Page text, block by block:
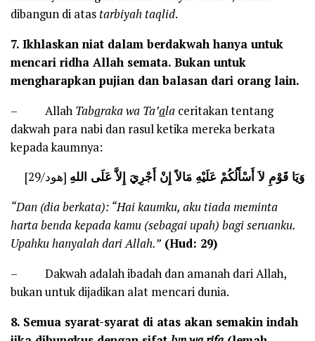
dibangun di atas tarbiyah taqlid.
7. Ikhlaskan niat dalam berdakwah hanya untuk
mencari ridha Allah semata. Bukan untuk
mengharapkan pujian dan balasan dari orang lain.
– Allah Tabaraka wa Ta’ala ceritakan tentang
dakwah para nabi dan rasul ketika mereka berkata
kepada kaumnya:
وَيَا قَوْمِ لاَ أَسْأَلُكُمْ عَلَيْهِ مَالاً إِنْ أَجْرِيَ إِلاَّ عَلَى اللهِ [هود/29]
“Dan (dia berkata): “Hai kaumku, aku tiada meminta
harta benda kepada kamu (sebagai upah) bagi seruanku.
Upahku hanyalah dari Allah.” (Hud: 29)
– Dakwah adalah ibadah dan amanah dari Allah,
bukan untuk dijadikan alat mencari dunia.
8. Semua syarat-syarat di atas akan semakin indah